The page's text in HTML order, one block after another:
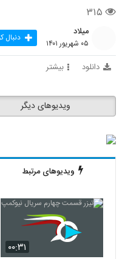
۳۱۵
میلاد
۰۵ شهریور ۱۴۰۱ دنبال
دانلود بیشتر
ویدیوهای دیگر
ویدیوهای مرتبط
۰۰:۳۱